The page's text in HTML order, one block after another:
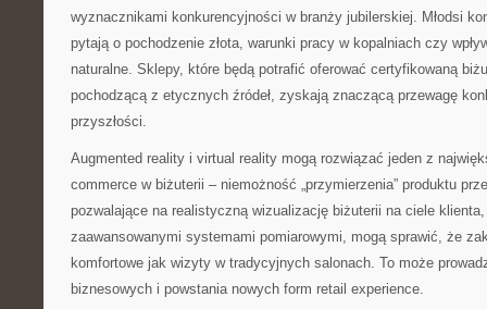
wyznacznikami konkurencyjności w branży jubilerskiej. Młodsi
pytają o pochodzenie złota, warunki pracy w kopalniach czy
naturalne. Sklepy, które będą potrafić oferować certyfikowaną
pochodzącą z etycznych źródeł, zyskają znaczącą przewagę
przyszłości.
Augmented reality i virtual reality mogą rozwiązać jeden z
commerce w biżuterii – niemożność „przymierzenia” produktu
pozwalające na realistyczną wizualizację biżuterii na ciele klienta,
zaawansowanymi systemami pomiarowymi, mogą sprawić, że
komfortowe jak wizyty w tradycyjnych salonach. To może
biznesowych i powstania nowych form retail experience.